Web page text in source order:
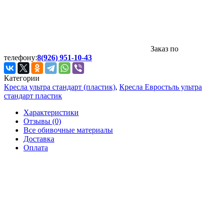
Заказ по
телефону:8(926) 951-10-43
Категории
Кресла ультра стандарт (пластик), Кресла Евростьль ультра
стандарт пластик
Характеристики
Отзывы (0)
Все обивочные материалы
Доставка
Оплата